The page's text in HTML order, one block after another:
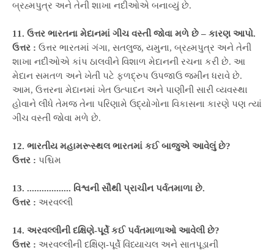
બ્રહ્મપુત્ર અને તેની શાખા નદીઓએ બનાવ્યું છે.
11. ઉત્તર ભારતના મેદાનમાં ગીચ વસ્તી જોવા મળે છે – કારણ આપો.
ઉત્તર : ઉત્તર ભારતમાં ગંગા, સતલુજ, યમુના, બ્રહ્મપુત્ર અને તેની
શાખા નદીઓએ કાંપ ઠાલવીને વિશાળ મેદાનની રચના કરી છે. આ
મેદાન સમતળ અને ખેતી ૫ટે ફળદ્રુપ ઉપજાઉ જમીન ધરાવે છે.
આમ, ઉત્તરના મેદાનમાં ખેત ઉત્પાદન અને પાણીની સારી વ્યવસ્થા
હોવાને લીધે તેમજ તેના પરિણામે ઉદ્યોગોના વિકાસના કારણે પણ ત્યાં
ગીચ વસ્તી જોવા મળે છે.
12. ભારતીય મહામરૂસ્થલ ભારતમાં કઈ બાજુએ આવેલું છે?
ઉત્તર : પશ્ચિમ
13. .................. વિશ્વની સૌથી પ્રાચીન પર્વતમાળા છે.
ઉત્તર : અરવલ્લી
14. અરવલ્લીની દક્ષિણે-પૂર્વે કઈ પર્વતમાળાઓ આવેલી છે?
ઉત્તર : અરવલ્લીની દક્ષિણ-પૂર્વે વિંધ્યાચલ અને સાતપૂડાની